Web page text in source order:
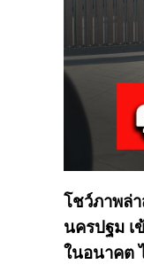
โชว์ภาพล่
นครปฐม เ
ในอนาคต